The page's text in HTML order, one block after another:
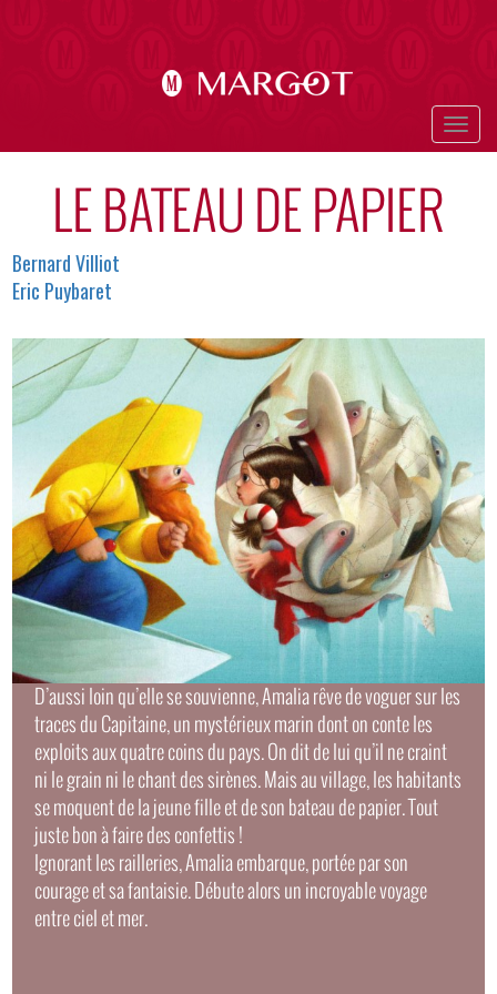
LE BATEAU DE PAPIER
Auteurs
Bernard Villiot
Eric Puybaret
Image
en-
tête
D’aussi loin qu’elle se souvienne, Amalia rêve de voguer sur les
traces du Capitaine, un mystérieux marin dont on conte les
exploits aux quatre coins du pays. On dit de lui qu’il ne craint
ni le grain ni le chant des sirènes. Mais au village, les habitants
se moquent de la jeune fille et de son bateau de papier. Tout
juste bon à faire des confettis !
Ignorant les railleries, Amalia embarque, portée par son
courage et sa fantaisie. Débute alors un incroyable voyage
entre ciel et mer.